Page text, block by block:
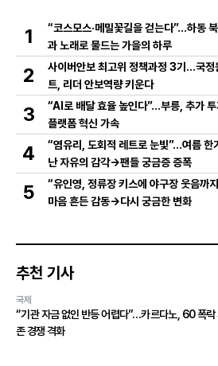
1
“코스모스·메밀꽃길을 걷는다”…하동
과 노래로 물드는 가을의 하루
2
사이버안보 최고위 정책과정 3기…국정
트, 리더 안보역량 키운다
3
“AI로 배달 효율 높인다”…부릉, 추가
플랫폼 혁신 가속
4
“염유리, 도회적 레트로 눈빛”…여름 한
난 자유의 감각→팬들 궁금증 증폭
5
“유인영, 정류장 키스에 야구장 웃음까
마음 흔든 감동→다시 궁금한 변화
추천 기사
국제
“기관 자금 없인 반등 어렵다”…카르다노, 60 폭락
존 경쟁 격화